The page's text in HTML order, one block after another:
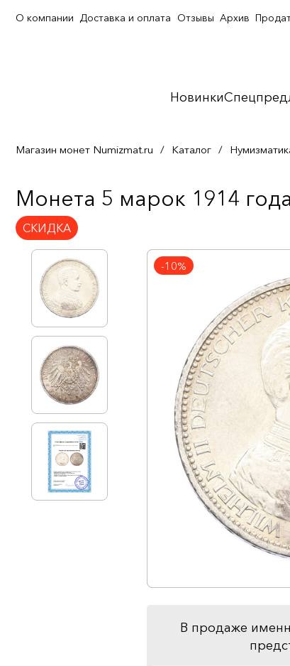
Новинки
О компании Доставка и оплата Отзывы Архив
Магазин монет Numizmat.ru / Каталог /
Монета 5 марок 1914
СКИДКА
-10%
В продаже